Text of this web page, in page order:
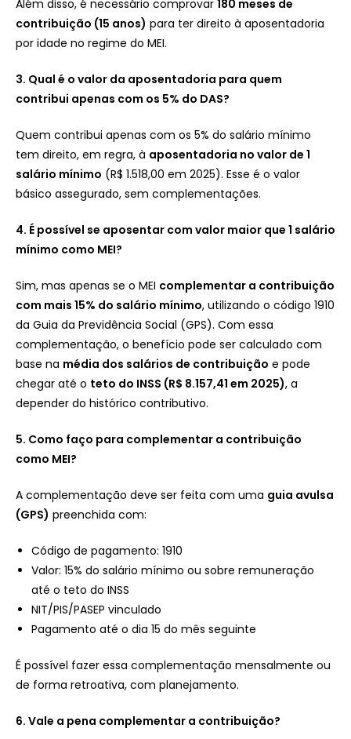
Além disso, é necessário comprovar 180 meses de
contribuição (15 anos) para ter direito à aposentadoria
por idade no regime do MEI.
3. Qual é o valor da aposentadoria para quem
contribui apenas com os 5% do DAS?
Quem contribui apenas com os 5% do salário mínimo
tem direito, em regra, à aposentadoria no valor de 1
salário mínimo (R$ 1.518,00 em 2025). Esse é o valor
básico assegurado, sem complementações.
4. É possível se aposentar com valor maior que 1 salário
mínimo como MEI?
Sim, mas apenas se o MEI complementar a contribuição
com mais 15% do salário mínimo, utilizando o código 1910
da Guia da Previdência Social (GPS). Com essa
complementação, o benefício pode ser calculado com
base na média dos salários de contribuição e pode
chegar até o teto do INSS (R$ 8.157,41 em 2025), a
depender do histórico contributivo.
5. Como faço para complementar a contribuição
como MEI?
A complementação deve ser feita com uma guia avulsa
(GPS) preenchida com:
Código de pagamento: 1910
Valor: 15% do salário mínimo ou sobre remuneração
até o teto do INSS
NIT/PIS/PASEP vinculado
Pagamento até o dia 15 do mês seguinte
É possível fazer essa complementação mensalmente ou
de forma retroativa, com planejamento.
6. Vale a pena complementar a contribuição?